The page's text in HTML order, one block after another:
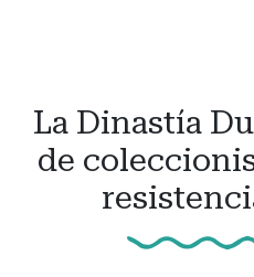
La Dinastía
de